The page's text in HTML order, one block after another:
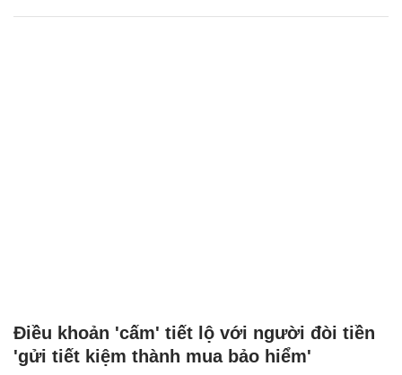
Điều khoản 'cấm' tiết lộ với người đòi tiền
'gửi tiết kiệm thành mua bảo hiểm'